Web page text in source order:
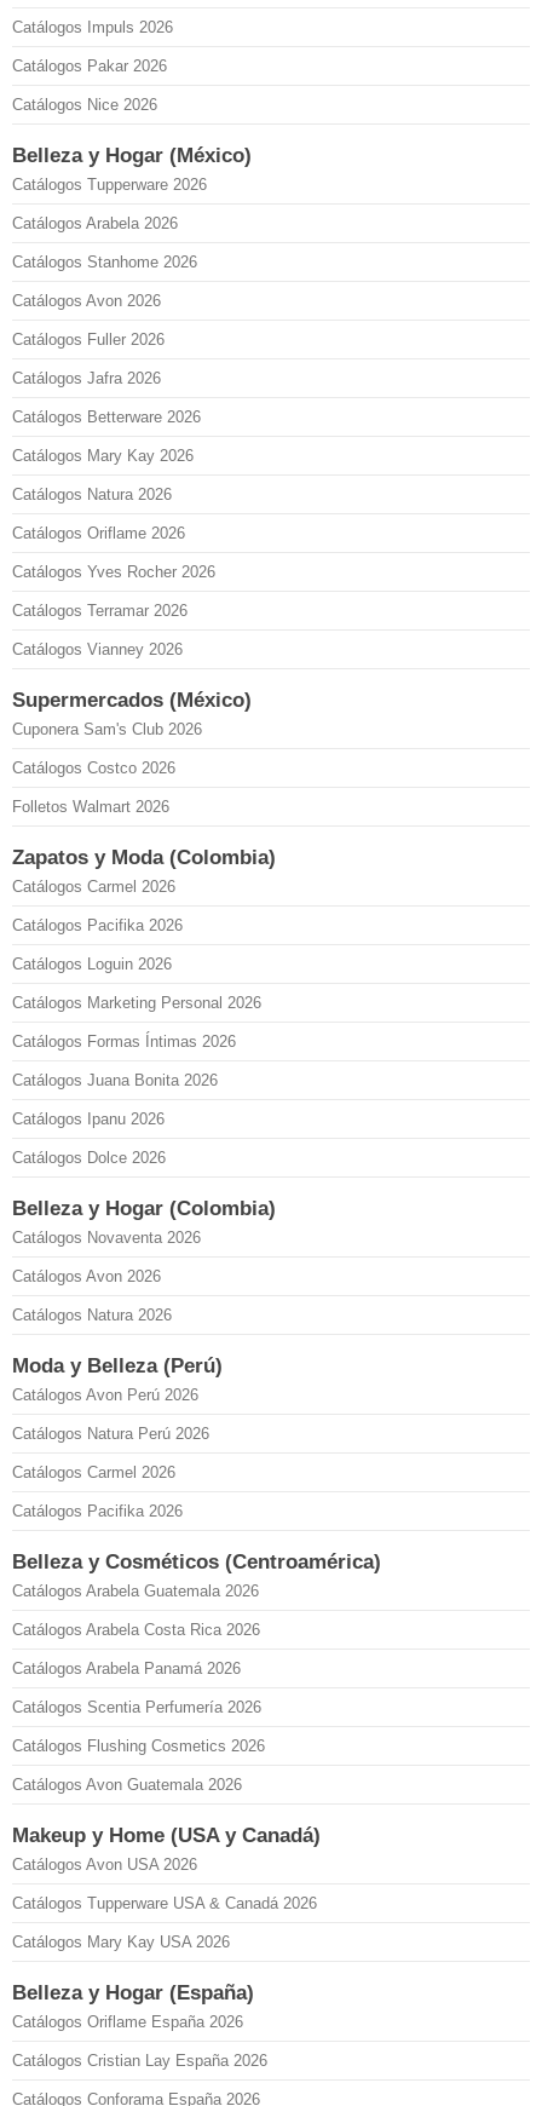
Catálogos Impuls 2026
Catálogos Pakar 2026
Catálogos Nice 2026
Belleza y Hogar (México)
Catálogos Tupperware 2026
Catálogos Arabela 2026
Catálogos Stanhome 2026
Catálogos Avon 2026
Catálogos Fuller 2026
Catálogos Jafra 2026
Catálogos Betterware 2026
Catálogos Mary Kay 2026
Catálogos Natura 2026
Catálogos Oriflame 2026
Catálogos Yves Rocher 2026
Catálogos Terramar 2026
Catálogos Vianney 2026
Supermercados (México)
Cuponera Sam's Club 2026
Catálogos Costco 2026
Folletos Walmart 2026
Zapatos y Moda (Colombia)
Catálogos Carmel 2026
Catálogos Pacifika 2026
Catálogos Loguin 2026
Catálogos Marketing Personal 2026
Catálogos Formas Íntimas 2026
Catálogos Juana Bonita 2026
Catálogos Ipanu 2026
Catálogos Dolce 2026
Belleza y Hogar (Colombia)
Catálogos Novaventa 2026
Catálogos Avon 2026
Catálogos Natura 2026
Moda y Belleza (Perú)
Catálogos Avon Perú 2026
Catálogos Natura Perú 2026
Catálogos Carmel 2026
Catálogos Pacifika 2026
Belleza y Cosméticos (Centroamérica)
Catálogos Arabela Guatemala 2026
Catálogos Arabela Costa Rica 2026
Catálogos Arabela Panamá 2026
Catálogos Scentia Perfumería 2026
Catálogos Flushing Cosmetics 2026
Catálogos Avon Guatemala 2026
Makeup y Home (USA y Canadá)
Catálogos Avon USA 2026
Catálogos Tupperware USA & Canadá 2026
Catálogos Mary Kay USA 2026
Belleza y Hogar (España)
Catálogos Oriflame España 2026
Catálogos Cristian Lay España 2026
Catálogos Conforama España 2026